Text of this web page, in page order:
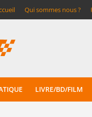
Qui sommes nous ?
LIVRE/BD/FILM